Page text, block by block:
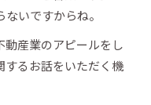
いですからね。
産業のアピールをし
するお話をいただく機